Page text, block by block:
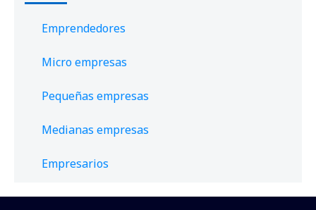
Emprendedores
Micro empresas
Pequeñas empresas
Medianas empresas
Empresarios